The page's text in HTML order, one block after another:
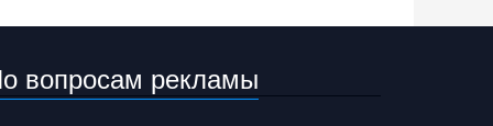
вопросам рекламы